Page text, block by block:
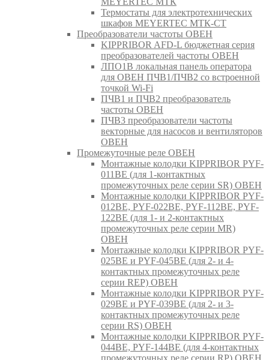
Термостаты для электротехнических
шкафов MEYERTEC МТК-СТ
Преобразователи частоты ОВЕН
KIPPRIBOR AFD-L бюджетная серия
преобразователей частоты ОВЕН
ЛПО1В локальная панель оператора
для ОВЕН ПЧВ1/ПЧВ2 со встроенной
точкой Wi-Fi
ПЧВ1 и ПЧВ2 преобразователь
частоты ОВЕН
ПЧВ3 преобразователи частоты
векторные для насосов и вентиляторов
ОВЕН
Промежуточные реле ОВЕН
Монтажные колодки KIPPRIBOR PYF-
011BE (для 1-контактных
промежуточных реле серии SR) ОВЕН
Монтажные колодки KIPPRIBOR PYF-
012BE, PYF-022BE, PYF-112BE, PYF-
122BE (для 1- и 2-контактных
промежуточных реле серии MR)
ОВЕН
Монтажные колодки KIPPRIBOR PYF-
025BE и PYF-045BE (для 2- и 4-
контактных промежуточных реле
серии REP) ОВЕН
Монтажные колодки KIPPRIBOR PYF-
029BE и PYF-039BE (для 2- и 3-
контактных промежуточных реле
серии RS) ОВЕН
Монтажные колодки KIPPRIBOR PYF-
044BE, PYF-144BE (для 4-контактных